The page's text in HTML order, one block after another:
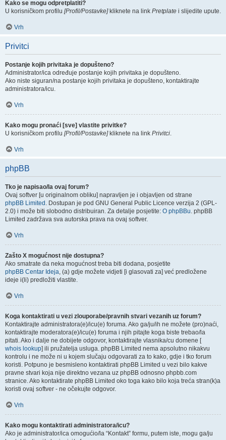
Kako se mogu odpretplatiti?
U korisničkom profilu [Profil/Postavke]kliknete na link Pretplate i slijedite upute.
Vrh
Privitci
Postanje kojih privitaka je dopušteno?
Administrator/ica određuje postanje kojih privitaka je dopušteno.
Ako niste siguran/na postanje kojih privitaka je dopušteno, kontaktirajte
administratora/icu.
Vrh
Kako mogu pronaći [sve] vlastite privitke?
U korisničkom profilu [Profil/Postavke]kliknete na link Privitci.
Vrh
phpBB
Tko je napisao/la ovaj forum?
Ovaj softver [u originalnom obliku] napravljen je i objavljen od strane
phpBB Limited . Dostupan je pod GNU General Public Licence verzija 2 (GPL-
2.0) i može biti slobodno distribuiran. Za detalje posjetite: O phpBBu. phpBB
Limited zadržava sva autorska prava na ovaj softver.
Vrh
Zašto X mogućnost nije dostupna?
Ako smatrate da neka mogućnost treba biti dodana, posjetite
phpBB Centar Ideja, (a) gdje možete vidjeti [i glasovati za] već predložene
ideje i(li) predložiti vlastite.
Vrh
Koga kontaktirati u vezi zlouporabe/pravnih stvari vezanih uz forum?
Kontaktirajte administratora(e)/icu(e) foruma. Ako ga/ju/ih ne možete (pro)naći,
kontaktirajte moderatora(e)/icu(e) foruma i njih pitajte koga biste trebao/la
pitati. Ako i dalje ne dobijete odgovor, kontaktirajte vlasnika/cu domene [
whois lookup] ili pružatelja usluga. phpBB Limited nema apsolutno nikakvu
kontrolu i ne može ni u kojem slučaju odgovarati za to kako, gdje i tko forum
koristi. Potpuno je besmisleno kontaktirati phpBB Limited u vezi bilo kakve
pravne stvari koja nije direktno vezana uz phpBB odnosno phpbb.com
stranice. Ako kontaktirate phpBB Limited oko toga kako bilo koja treća stran(k)a
koristi ovaj softver - ne očekujte odgovor.
Vrh
Kako mogu kontaktirati administratora/icu?
Ako je administrator/ica omogućio/la “Kontakt” formu, putem iste, mogu ga/ju